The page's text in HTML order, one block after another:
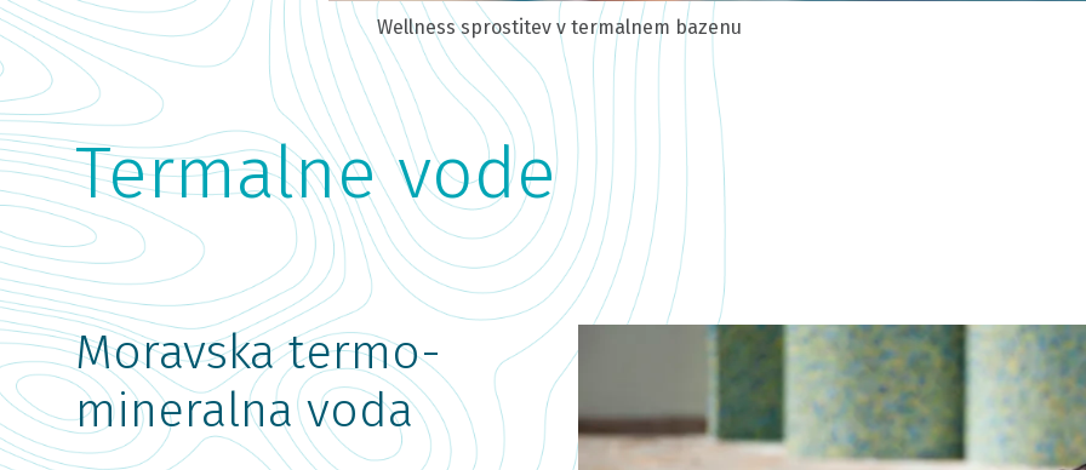
Wellness sprostitev v termalnem bazenu
Termalne vode
Moravska termo-
mineralna voda
Ptujska termo-
mineralna voda